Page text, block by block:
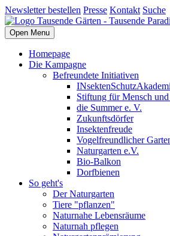
Newsletter bestellen Presse Kontakt Suche
Open Menu
Homepage
Die Kampagne
Befreundete Initiativen
Stiftung für Mensch
die Summer e. V.
Zukunftsdörfer
Insektenfreude
Vogelfreundlicher
Naturgarten e.V.
Bio-Balkon
Dorfbienen
So geht's
Der Naturgarten
Tiere "pflanzen"
Naturnahe Lebensräume
Naturnah pflegen